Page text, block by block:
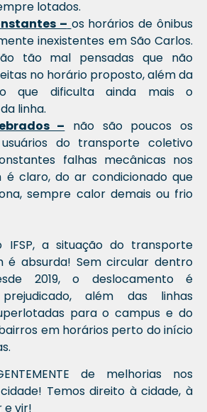
lotados.
– os horários de ônibus
inexistentes em São Carlos.
tão mal pensadas que não
no horário proposto, além da
que dificulta ainda mais o
linha.
– não são poucos os
do transporte coletivo
falhas mecânicas nos
é claro, do ar condicionado que
sempre calor demais ou frio
IFSP, a situação do transporte
é absurda! Sem circular dentro
2019, o deslocamento é
além das linhas
para o campus e do
em horários perto do início
de melhorias nos
Temos direito à cidade, à
e vir!